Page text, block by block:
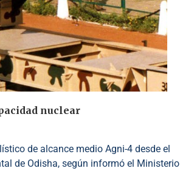
nuclear
de alcance medio Agni-4 desde el
de Odisha, según informó el Ministerio